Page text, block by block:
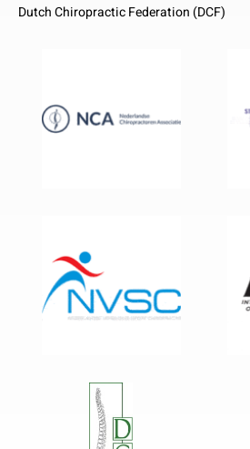
Dutch Chiropractic Federation (DCF)